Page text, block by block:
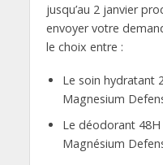
jusqu’au 2 janvier
envoyer votre
le choix entre :
Le soin hydratant
Magnesium
Le déodorant
Magnésium